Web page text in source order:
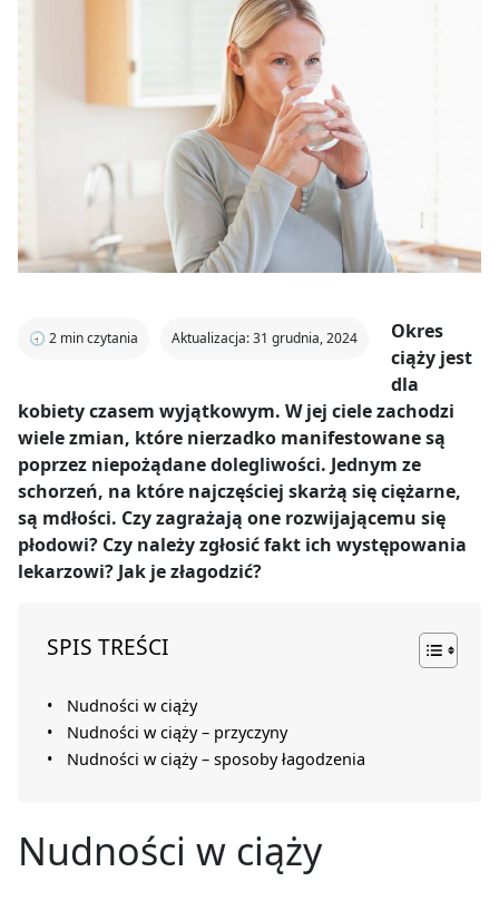
🕣 2 min czytania Aktualizacja: 31 grudnia, 2024
Okres
ciąży jest
dla
kobiety czasem wyjątkowym. W jej ciele zachodzi
wiele zmian, które nierzadko manifestowane są
poprzez niepożądane dolegliwości. Jednym ze
schorzeń, na które najczęściej skarżą się ciężarne,
są mdłości. Czy zagrażają one rozwijającemu się
płodowi? Czy należy zgłosić fakt ich występowania
lekarzowi? Jak je złagodzić?
SPIS TREŚCI
Nudności w ciąży
Nudności w ciąży – przyczyny
Nudności w ciąży – sposoby łagodzenia
Nudności w ciąży